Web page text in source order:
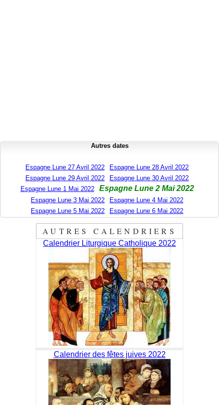
Autres dates
Espagne Lune 27 Avril 2022
Espagne Lune 28 Avril 2022
Espagne Lune 29 Avril 2022
Espagne Lune 30 Avril 2022
Espagne Lune 1 Mai 2022
Espagne Lune 2 Mai 2022
Espagne Lune 3 Mai 2022
Espagne Lune 4 Mai 2022
Espagne Lune 5 Mai 2022
Espagne Lune 6 Mai 2022
AUTRES CALENDRIERS
Calendrier Liturgique Catholique 2022
Calendrier des fêtes juives 2022